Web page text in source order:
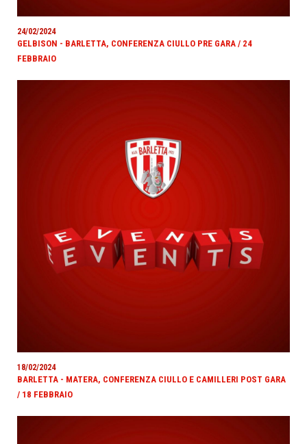
24/02/2024
GELBISON - BARLETTA, CONFERENZA CIULLO PRE GARA / 24
FEBBRAIO
18/02/2024
BARLETTA - MATERA, CONFERENZA CIULLO E CAMILLERI POST GARA
/ 18 FEBBRAIO